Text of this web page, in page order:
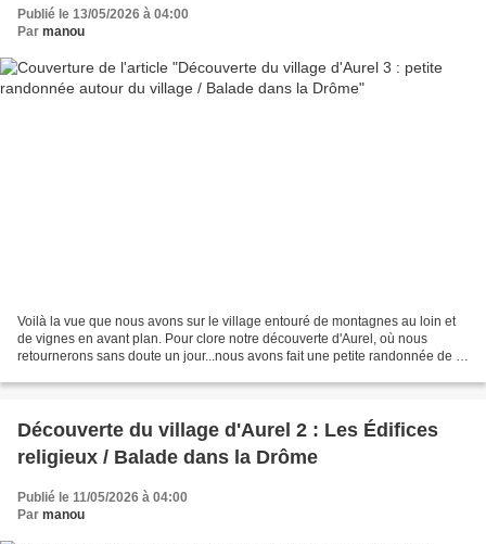
Publié le 13/05/2026 à 04:00
Par manou
Voilà la vue que nous avons sur le village entouré de montagnes au loin et
de vignes en avant plan. Pour clore notre découverte d'Aurel, où nous
retournerons sans doute un jour...nous avons fait une petite randonnée de 9
Découverte du village d'Aurel 2 : Les Édifices
religieux / Balade dans la Drôme
Publié le 11/05/2026 à 04:00
Par manou